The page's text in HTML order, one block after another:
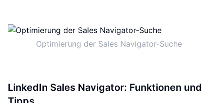
Optimierung der Sales Navigator-Suche
LinkedIn Sales Navigator: Funktionen und